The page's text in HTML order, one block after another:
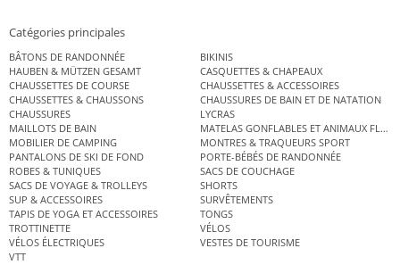
Catégories principales
BÂTONS DE RANDONNÉE
BIKINIS
HAUBEN & MÜTZEN GESAMT
CASQUETTES & CHAPEAUX
CHAUSSETTES DE COURSE
CHAUSSETTES & ACCESSOIRES
CHAUSSETTES & CHAUSSONS
CHAUSSURES DE BAIN ET DE NATATION
CHAUSSURES
LYCRAS
MAILLOTS DE BAIN
MATELAS GONFLABLES ET ANIMAUX
MOBILIER DE CAMPING
MONTRES & TRAQUEURS SPORT
PANTALONS DE SKI DE FOND
PORTE-BÉBÉS DE RANDONNÉE
ROBES & TUNIQUES
SACS DE COUCHAGE
SACS DE VOYAGE & TROLLEYS
SHORTS
SUP & ACCESSOIRES
SURVÊTEMENTS
TAPIS DE YOGA ET ACCESSOIRES
TONGS
TROTTINETTE
VÉLOS
VÉLOS ÉLECTRIQUES
VESTES DE TOURISME
VTT